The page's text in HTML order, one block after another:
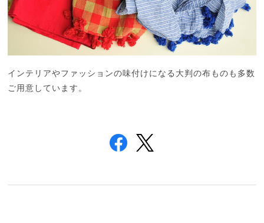
インテリアやファッションの味付けになる大判の布ものも多数
ご用意しています。